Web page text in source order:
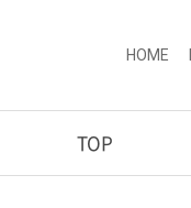
HOME
TOP